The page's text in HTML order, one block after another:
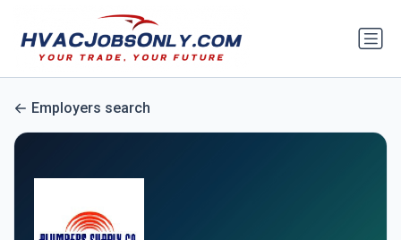
Employers search